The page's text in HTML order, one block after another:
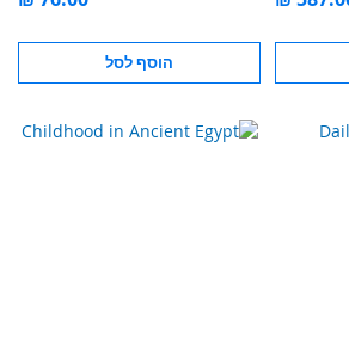
הוסף לסל